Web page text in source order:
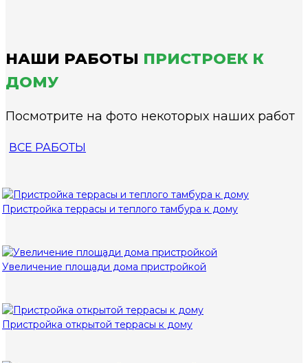
НАШИ РАБОТЫ ПРИСТРОЕК К
ДОМУ
Посмотрите на фото некоторых наших работ
ВСЕ РАБОТЫ
Пристройка террасы и теплого тамбура к дому
Увеличение площади дома пристройкой
Пристройка открытой террасы к дому